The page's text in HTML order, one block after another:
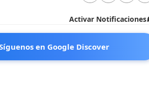
Activar Notificaciones
en Google Discover